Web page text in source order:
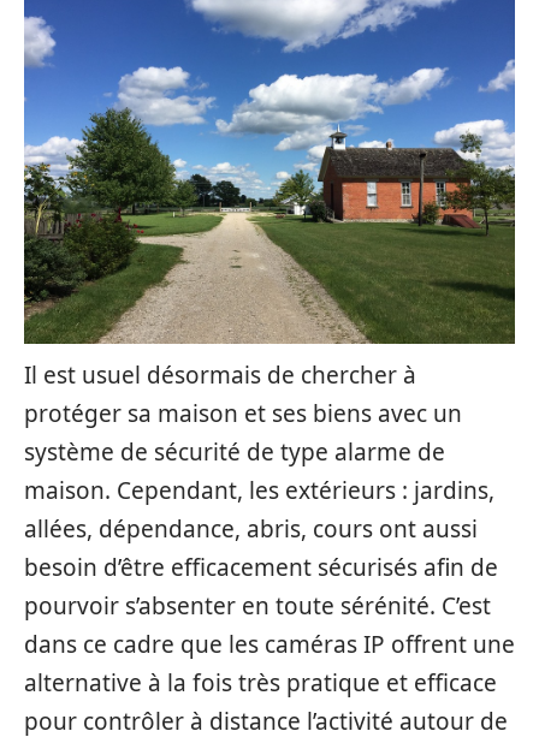
Il est usuel désormais de chercher à
protéger sa maison et ses biens avec un
système de sécurité de type alarme de
maison. Cependant, les extérieurs : jardins,
allées, dépendance, abris, cours ont aussi
besoin d’être efficacement sécurisés afin de
pourvoir s’absenter en toute sérénité. C’est
dans ce cadre que les caméras IP offrent une
alternative à la fois très pratique et efficace
pour contrôler à distance l’activité autour de